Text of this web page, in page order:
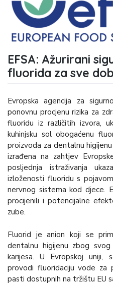
EFSA: Ažurirani
fluorida za sve
Evropska agencija za
ponovnu procjenu rizika za
fluoridu iz različitih izvora,
kuhinjsku sol obogaćenu
proizvoda za dentalnu
izrađena na zahtjev
posljednja istraživanja
izloženosti fluoridu s
nervnog sistema kod djece.
procijenili i potencijalne
zube.
Fluorid je anion koji se
dentalnu higijenu zbog svog
karijesa. U Evropskoj uniji,
provodi fluoridaciju vode za
pasti dostupnih na tržištu EU